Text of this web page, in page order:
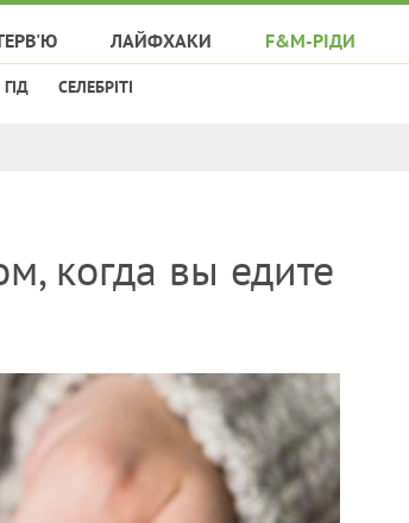
ЛАЙФХАКИ F&M-РІДИ
ГІД СЕЛЕБРІТІ
когда вы едите